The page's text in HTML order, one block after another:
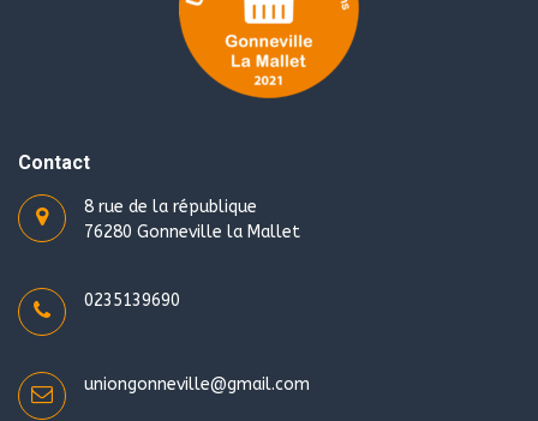
Contact
8 rue de la république
76280 Gonneville la Mallet
0235139690
uniongonneville@gmail.com